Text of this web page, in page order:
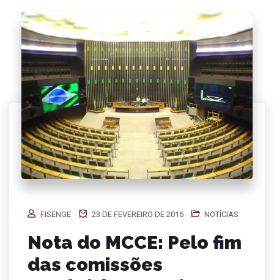
FISENGE 23 DE FEVEREIRO DE 2016 NOTÍCIAS
Nota do MCCE: Pelo fim
das comissões